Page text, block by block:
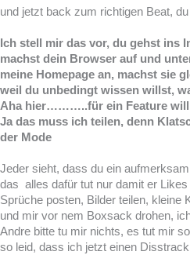
und jetzt back zum richtigen Beat,
Ich stell mir das vor, du gehst ins
machst dein Browser auf und
meine Homepage an, machst sie
weil du unbedingt wissen willst,
Aha hier………..für ein Feature will
Ja das muss ich teilen, denn
der Mode
Jeder sieht, dass du ein
das alles dafür tut nur damit er Likes
Sprüche posten, Bilder teilen, kleine
und mir vor nem Boxsack drohen,
Andre bitte tu mir nichts, es tut mir
so leid, dass ich jetzt einen